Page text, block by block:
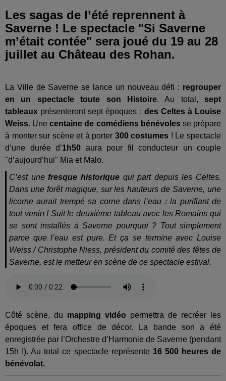
Les sagas de l’été reprennent à
Saverne ! Le spectacle "Si Saverne
m’était contée" sera joué du 19 au 28
juillet au Château des Rohan.
La Ville de Saverne se lance un nouveau défi : regrouper
en un spectacle toute son Histoire. Au total, sept
tableaux présenteront sept époques : des Celtes à Louise
Weiss. Unecentaine de comédiens bénévolesse prépare
à monter sur scène et à porter 300 costumes ! Le spectacle
d’une durée d’1h50 aura pour fil conducteur un couple
"d’aujourd’hui" Mia et Malo.
C’est unefresque historiquequi part depuis les Celtes.
Dans une forêt magique, sur les hauteurs de Saverne, une
licorne aurait trempé sa corne dans l’eau : la purifiant de
tout venin ! Suit le deuxième tableau avec les Romains qui
se sont installés à Saverne pourquoi ? Tout simplement
parce que l’eau est pure. Et ça se termine avec Louise
Weiss / Christophe Niess, président du comité des fêtes de
Saverne, est le metteur en scène de ce spectacle estival.
Côté scène, du mapping vidéo permettra de recréer les
époques et fera office de décor. La bande son a été
enregistrée par l’Orchestre d’Harmonie de Saverne (pendant
15h !). Au total ce spectacle représente 16 500 heures de
bénévolat.